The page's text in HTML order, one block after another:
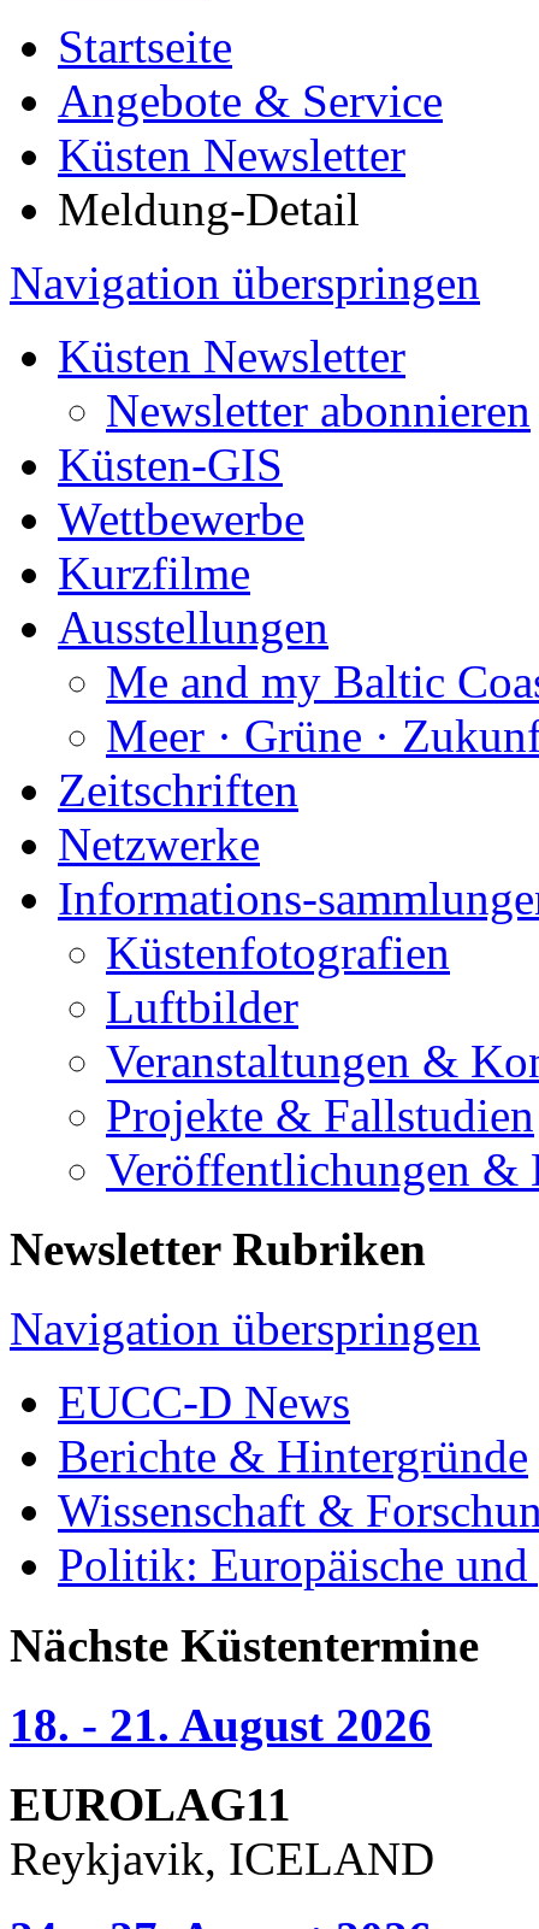
Startseite
Angebote & Service
Küsten Newsletter
Meldung-Detail
Navigation überspringen
Küsten Newsletter
Newsletter abonnieren
Küsten-GIS
Wettbewerbe
Kurzfilme
Ausstellungen
Me and my Baltic
Meer · Grüne ·
Zeitschriften
Netzwerke
Informations-
Küstenfotografien
Luftbilder
Veranstaltungen &
Projekte & Fallstudien
Veröffentlichungen &
Newsletter Rubriken
Navigation überspringen
EUCC-D News
Berichte & Hintergründe
Wissenschaft &
Politik: Europäische
Nächste Küstentermine
18. - 21. August 2026
EUROLAG11
Reykjavik, ICELAND